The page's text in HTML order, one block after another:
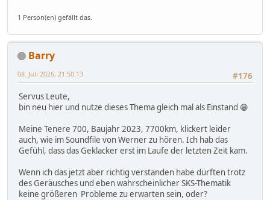
1 Person(en) gefällt das.
Barry
#176
08. Juli 2026, 21:50:13
Servus Leute,
bin neu hier und nutze dieses Thema gleich mal als Einstand 😁
Meine Tenere 700, Baujahr 2023, 7700km, klickert leider
auch, wie im Soundfile von Werner zu hören. Ich hab das
Gefühl, dass das Geklacker erst im Laufe der letzten Zeit kam.
Wenn ich das jetzt aber richtig verstanden habe dürften trotz
des Geräusches und eben wahrscheinlicher SKS-Thematik
keine größeren Probleme zu erwarten sein, oder?